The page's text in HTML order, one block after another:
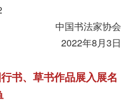
中国书法家协会
2022年8月3日
书、草书作品展入展名